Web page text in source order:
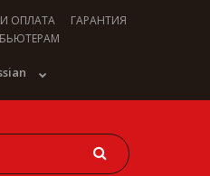
ОПЛАТА
ГАРАНТИЯ